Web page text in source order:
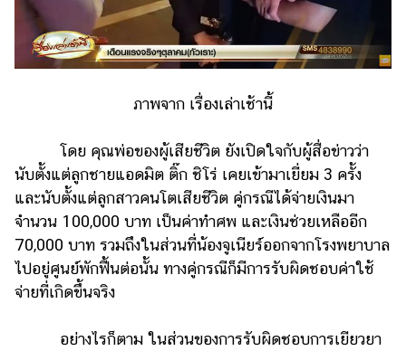
วา
ไร
ตี้
และ
เด็ก
สัตว์
เลี้ยง
Infographic
ภาพจาก เรื่องเล่าเช้านี้
โดย คุณพ่อของผู้เสียชีวิต ยังเปิดใจกับผู้สื่อข่าวว่า
นับตั้งแต่ลูกชายแอดมิต ติ๊ก ชิโร่ เคยเข้ามาเยี่ยม 3 ครั้ง
และนับตั้งแต่ลูกสาวคนโตเสียชีวิต คู่กรณีได้จ่ายเงินมา
จำนวน 100,000 บาท เป็นค่าทำศพ และเงินช่วยเหลืออีก
70,000 บาท รวมถึงในส่วนที่น้องจูเนียร์ออกจากโรงพยาบาล
ไปอยู่ศูนย์พักฟื้นต่อนั้น ทางคู่กรณีก็มีการรับผิดชอบค่าใช้
จ่ายที่เกิดขึ้นจริง
อย่างไรก็ตาม ในส่วนของการรับผิดชอบการเยียวยา